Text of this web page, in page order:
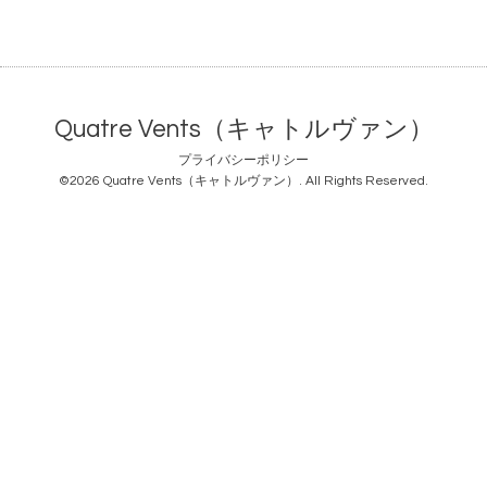
Quatre Vents（キャトルヴァン）
プライバシーポリシー
©2026 Quatre Vents（キャトルヴァン） . All Rights Reserved.